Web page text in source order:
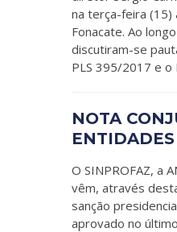
na terça-feira (15)
Fonacate. Ao
discutiram-se
PLS 395/2017 e
NOTA
ENTIDADES
O SINPROFAZ, a
vêm, através
sanção
aprovado no